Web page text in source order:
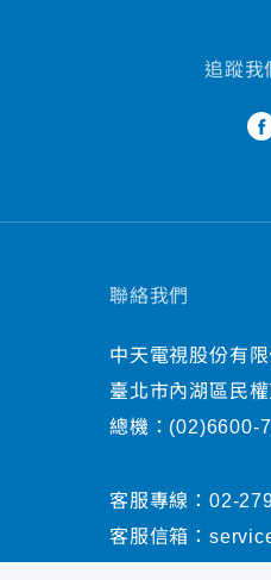
追蹤我
聯絡我們
中天電視股份有限
臺北市內湖區民
總機： (02)6600-
客服專線： 02-
客服信箱：